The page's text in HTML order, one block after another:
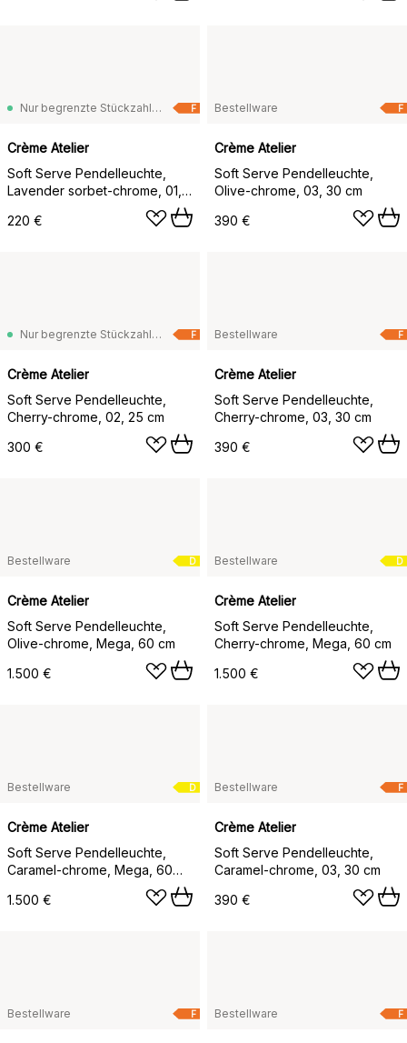
F
Nur begrenzte Stückzahl vorrätig
Crème Atelier
Soft Serve Pendelleuchte,
Lavender sorbet-chrome, 01,
220 €
F
Bestellware
Crème Atelier
Soft Serve Pendelleuchte,
Olive-chrome, 03, 30 cm
390 €
F
Nur begrenzte Stückzahl vorrätig
Crème Atelier
Soft Serve Pendelleuchte,
Cherry-chrome, 02, 25 cm
300 €
F
Bestellware
Crème Atelier
Soft Serve Pendelleuchte,
Cherry-chrome, 03, 30 cm
390 €
D
Bestellware
Crème Atelier
Soft Serve Pendelleuchte,
Olive-chrome, Mega, 60 cm
1.500 €
D
Bestellware
Crème Atelier
Soft Serve Pendelleuchte,
Cherry-chrome, Mega, 60 cm
1.500 €
D
Bestellware
Crème Atelier
Soft Serve Pendelleuchte,
Caramel-chrome, Mega, 60
1.500 €
F
Bestellware
Crème Atelier
Soft Serve Pendelleuchte,
Caramel-chrome, 03, 30 cm
390 €
F
Bestellware F
Bestellware